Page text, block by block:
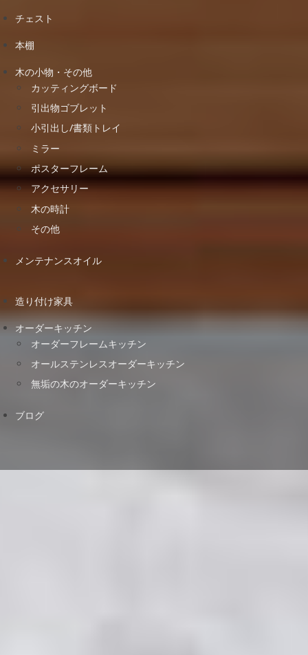
チェスト
本棚
木の小物・その他
カッティングボード
引出物ゴブレット
小引出し/書類トレイ
ミラー
ポスターフレーム
アクセサリー
木の時計
その他
メンテナンスオイル
造り付け家具
オーダーキッチン
オーダーフレームキッチン
オールステンレスオーダーキッチン
無垢の木のオーダーキッチン
ブログ